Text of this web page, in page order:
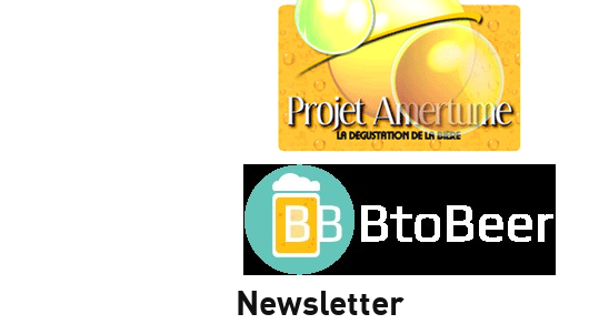
Newsletter